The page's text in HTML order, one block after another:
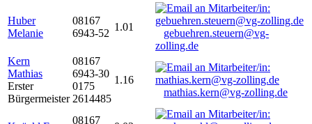
Huber
Melanie
08167
6943-52
1.01
gebuehren.steuern@vg-
zolling.de
Kern
Mathias
Erster
Bürgermeister
08167
6943-30
0175
2614485
1.16
mathias.kern@vg-zolling.de
08167